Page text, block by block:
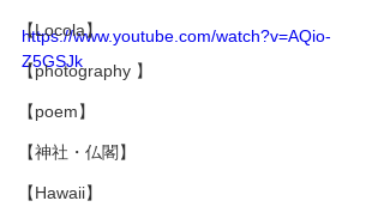
【Locola】
【photography 】
【poem】
【神社・仏閣】
【Hawaii】
https://www.youtube.com/watch?v=AQio-
Z5GSJk